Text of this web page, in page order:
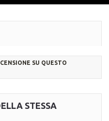
SU QUESTO
STESSA